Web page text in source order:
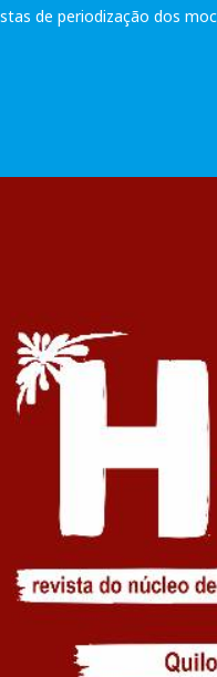
de periodização dos